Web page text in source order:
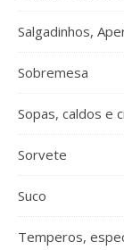
Salgadinhos,
Sobremesa
Sopas, caldos e
Sorvete
Suco
Temperos,